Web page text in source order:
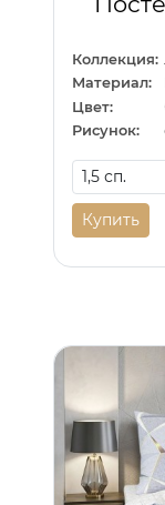
Коллекция:
Материал:
Цвет:
Рисунок:
Купить